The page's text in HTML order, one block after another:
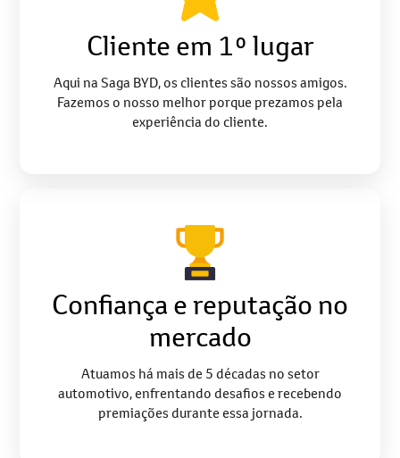
Cliente em 1º lugar
Aqui na Saga BYD, os clientes são nossos amigos.
Fazemos o nosso melhor porque prezamos pela
experiência do cliente.
Confiança e reputação no
mercado
Atuamos há mais de 5 décadas no setor
automotivo, enfrentando desafios e recebendo
premiações durante essa jornada.